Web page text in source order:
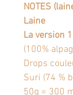
NOTES
Laine
La version 1
(100%
Drops
Suri (74 %
50g = 300